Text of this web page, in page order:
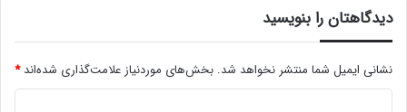
دیدگاهتان را بنویسید
نشانی ایمیل شما منتشر نخواهد شد. بخش‌های موردنیاز علامت‌گذاری شده‌اند*